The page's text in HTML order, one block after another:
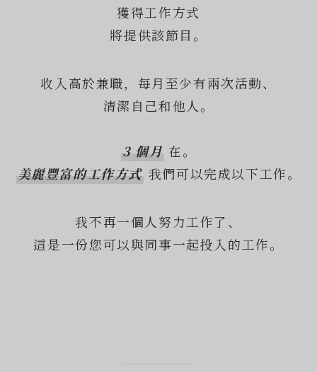
獲得工作方式
將提供該節目。
收入高於兼職，每月至少有兩次活動、
清潔自己和他人。
3 個月 在。
美麗豐富的工作方式 我們可以完成以下工作。
我不再一個人努力工作了、
這是一份您可以與同事一起投入的工作。